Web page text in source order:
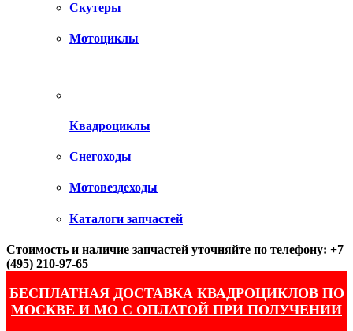
Скутеры
Мотоциклы
Квадроциклы
Снегоходы
Мотовездеходы
Каталоги запчастей
Стоимость и наличие запчастей уточняйте по телефону: +7
(495) 210-97-65
БЕСПЛАТНАЯ ДОСТАВКА КВАДРОЦИКЛОВ ПО
МОСКВЕ И МО С ОПЛАТОЙ ПРИ ПОЛУЧЕНИИ